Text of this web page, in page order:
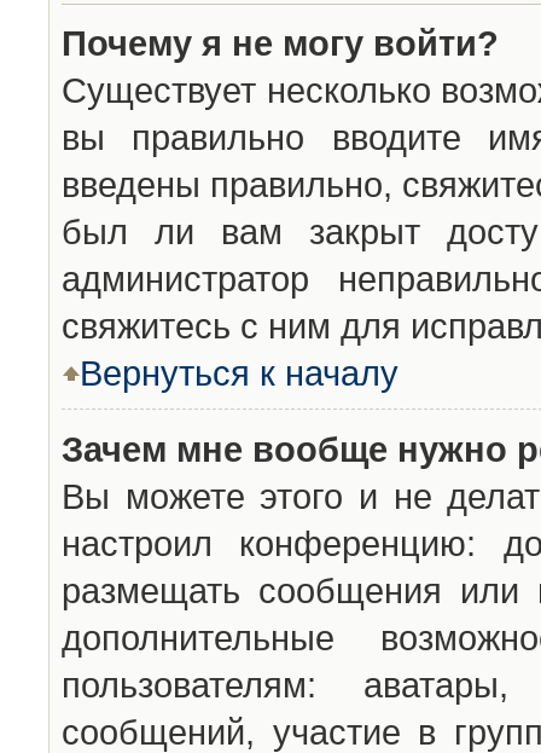
Почему я не могу войти?
Существует несколько
вы правильно вводите
введены правильно,
был ли вам закрыт
администратор
свяжитесь с ним для
Вернуться к началу
Зачем мне вообще нужно
Вы можете этого и не
настроил конференцию:
размещать сообщения или
дополнительные
пользователям:
сообщений, участие в